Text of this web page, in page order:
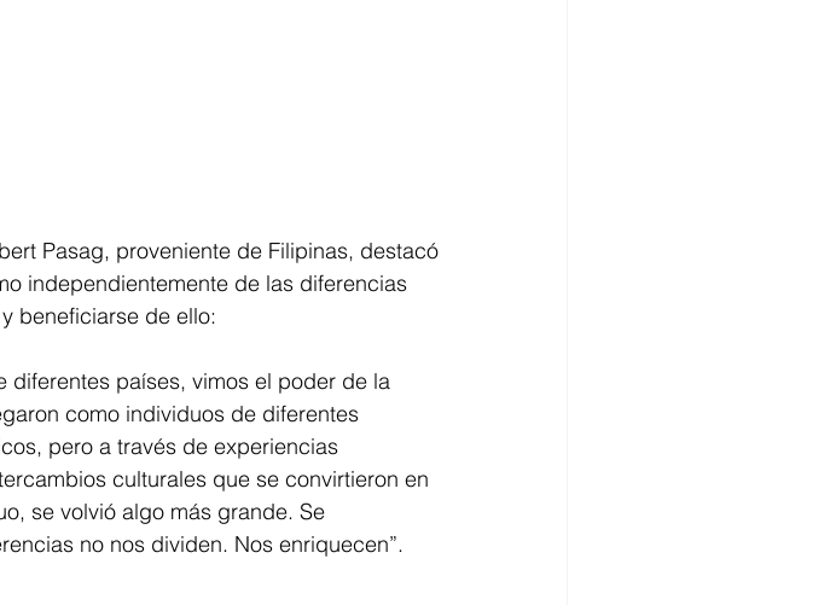
Pasag, proveniente de Filipinas, destacó
independientemente de las diferencias
beneficiarse de ello:
diferentes países, vimos el poder de la
como individuos de diferentes
pero a través de experiencias
culturales que se convirtieron en
se volvió algo más grande. Se
no nos dividen. Nos enriquecen”.